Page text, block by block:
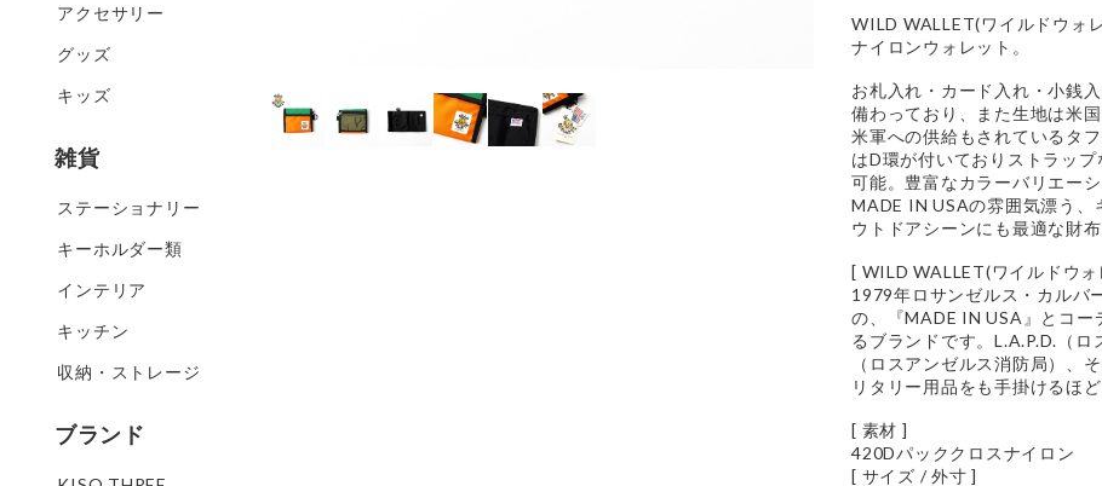
WILD WALLET(ワイルドウォ
ナイロンウォレット。
お札入れ・カード入れ・小銭
備わっており、また生地は米
米軍への供給もされているタ
はD環が付いておりストラッ
可能。豊富なカラーバリエー
MADE IN USAの雰囲気漂う、
ウトドアシーンにも最適な財
[ WILD WALLET(ワイルドウォ
1979年ロサンゼルス・カルバ
の、『MADE IN USA』とコー
るブランドです。L.A.P.D.（ロ
（ロスアンゼルス消防局）、
リタリー用品をも手掛けるほ
[ 素材 ]
420Dパッククロスナイロン
[ サイズ / 外寸 ]
アクセサリー
グッズ
キッズ
雑貨
ステーショナリー
キーホルダー類
インテリア
キッチン
収納・ストレージ
ブランド